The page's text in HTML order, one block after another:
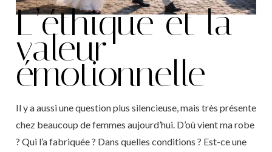
L’éthique et la
valeur
émotionnelle
Il y a aussi une question plus silencieuse, mais très présente
chez beaucoup de femmes aujourd’hui. D’où vient ma robe
? Qui l’a fabriquée ? Dans quelles conditions ? Est-ce une